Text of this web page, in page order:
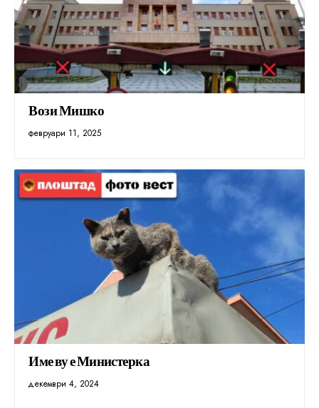
Вози Мишко
февруари 11, 2025
Име ву е Министерка
декември 4, 2024